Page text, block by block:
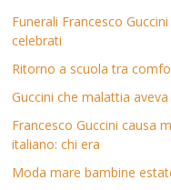
Funerali Francesco
celebrati
Ritorno a scuola tra
Guccini che malattia
Francesco Guccini causa
italiano: chi era
Moda mare bambine